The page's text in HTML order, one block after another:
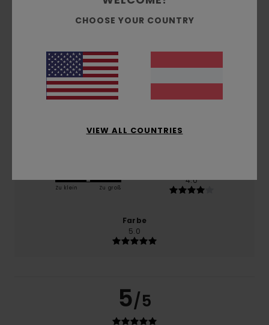
basierend auf 1 verifizierten Bewertungen
Februar 2026
Komfort
5.0
Zu klein Zu groß
4.0
Farbe
5.0
5/5
CHOOSE YOUR COUNTRY
VIEW ALL COUNTRIES